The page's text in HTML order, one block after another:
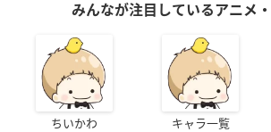
みんなが注目しているアニメ
ちいかわ キャラ一覧